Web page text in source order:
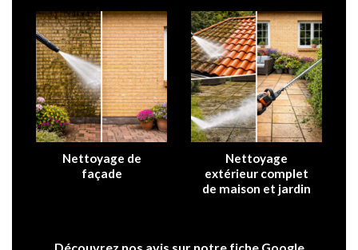
Nettoyage de
façade
Nettoyage
extérieur complet
de maison et jardin
Découvrez nos avis sur notre fiche Google